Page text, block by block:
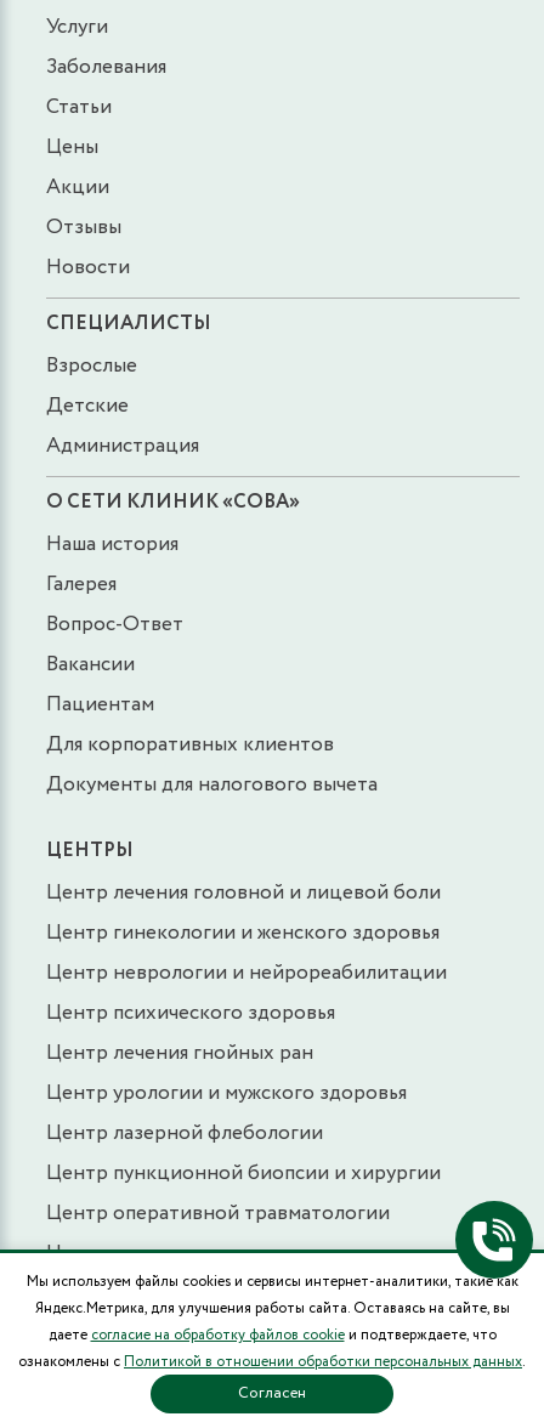
Услуги
Заболевания
Статьи
Цены
Акции
Отзывы
Новости
СПЕЦИАЛИСТЫ
Взрослые
Детские
Администрация
О СЕТИ КЛИНИК «СОВА»
Наша история
Галерея
Вопрос-Ответ
Вакансии
Пациентам
Для корпоративных клиентов
Документы для налогового вычета
ЦЕНТРЫ
Центр лечения головной и лицевой боли
Центр гинекологии и женского здоровья
Центр неврологии и нейрореабилитации
Центр психического здоровья
Центр лечения гнойных ран
Центр урологии и мужского здоровья
Центр лазерной флебологии
Центр пункционной биопсии и хирургии
Центр оперативной травматологии
Центр лечения псориаза
Центр лечения боли
Центр лечения глаукомы
Центр лечения храпа
Центр амбулаторной онкологии и
Мы используем файлы cookies и сервисы интернет-аналитики, такие как
Яндекс.Метрика, для улучшения работы сайта. Оставаясь на сайте, вы
даете согласие на обработку файлов cookieи подтверждаете, что
ознакомлены сПолитикой в отношении обработки персональных данных.
Согласен